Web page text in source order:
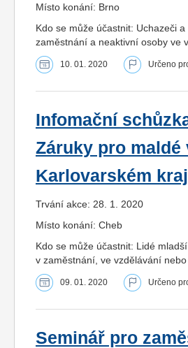
Místo konání: Brno
Kdo se může účastnit: Uchazeči
zaměstnání a neaktivní osoby ve
10. 01. 2020 Určeno
Infomační
Záruky pro maldé
Karlovarském
Trvání akce: 28. 1. 2020
Místo konání: Cheb
Kdo se může účastnit: Lidé
v zaměstnání, ve vzdělávání
09. 01. 2020 Určeno
Seminář pro